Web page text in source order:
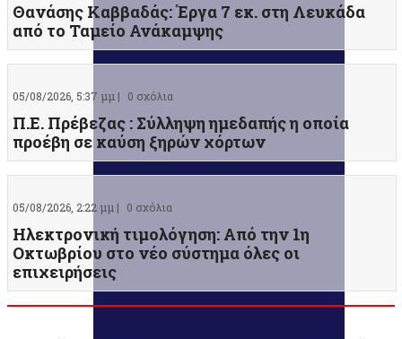
Θανάσης Καββαδάς: Έργα 7 εκ. στη Λευκάδα
από το Ταμείο Ανάκαμψης
05/08/2026, 5:37 μμ | 0 σχόλια
Π.Ε. Πρέβεζας : Σύλληψη ημεδαπής η οποία
προέβη σε καύση ξηρών χόρτων
05/08/2026, 2:22 μμ | 0 σχόλια
Ηλεκτρονική τιμολόγηση: Από την 1η
Οκτωβρίου στο νέο σύστημα όλες οι
επιχειρήσεις